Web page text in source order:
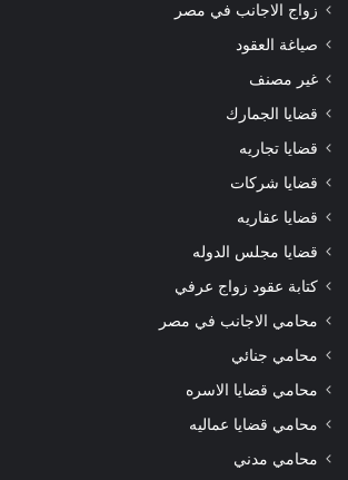
زواج الاجانب في مصر
صياغة العقود
غير مصنف
قضايا الجمارك
قضايا تجاريه
قضايا شركات
قضايا عقاريه
قضايا مجلس الدوله
كتابة عقود زواج عرفي
محامي الاجانب في مصر
محامي جنائي
محامي قضايا الاسره
محامي قضايا عماليه
محامي مدني